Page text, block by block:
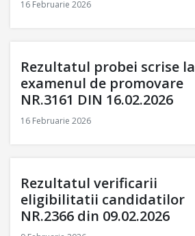
16 Februarie 2026
Rezultatul probei scrise la
examenul de promovare
NR.3161 DIN 16.02.2026
16 Februarie 2026
Rezultatul verificarii
eligibilitatii candidatilor
NR.2366 din 09.02.2026